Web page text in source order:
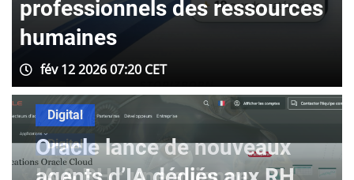
des ressources
entreprises,
Digital
Oracle lance de nouveaux